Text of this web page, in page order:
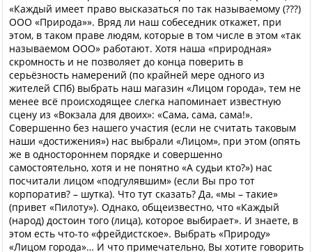
«Каждый имеет право высказаться по так называемому (???)
ООО «Природа»». Вряд ли наш собеседник откажет, при
этом, в таком праве людям, которые в том числе в этом «так
называемом ООО» работают. Хотя наша «природная»
скромность и не позволяет до конца поверить в
серьёзность намерений (по крайней мере одного из
жителей СПб) выбрать наш магазин «Лицом города», тем не
менее всё происходящее слегка напоминает известную
сцену из «Вокзала для двоих»: «Сама, сама, сама!».
Совершенно без нашего участия (если не считать таковым
наши «достижения») нас выбрали «Лицом», при этом (опять
же в одностороннем порядке и совершенно
самостоятельно, хотя и не понятно «А судьи кто?») нас
посчитали лицом «подгулявшим» (если Вы про тот
корпоратив? – шутка). Что тут сказать? Да, «мы – такие»
(привет «Пилоту»). Однако, общеизвестно, что «Каждый
(народ) достоин того (лица), которое выбирает». И знаете, в
этом есть что-то «фрейдистское». Выбрать «Природу»
«Лицом города»… И что примечательно, Вы хотите говорить